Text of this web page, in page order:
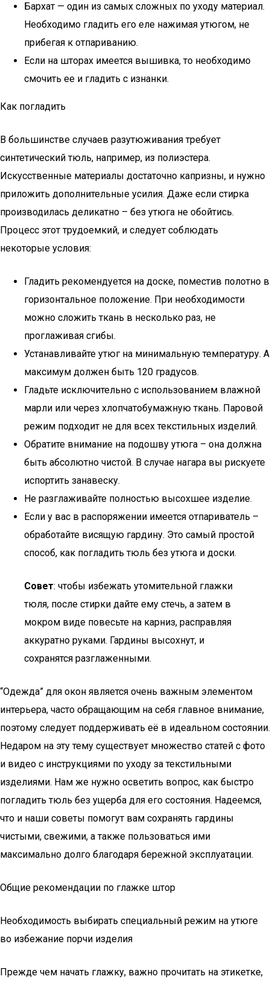
Бархат — один из самых сложных по уходу материал.
Необходимо гладить его еле нажимая утюгом, не
прибегая к отпариванию.
Если на шторах имеется вышивка, то необходимо
смочить ее и гладить с изнанки.
Как погладить
В большинстве случаев разутюживания требует
синтетический тюль, например, из полиэстера.
Искусственные материалы достаточно капризны, и нужно
приложить дополнительные усилия. Даже если стирка
производилась деликатно – без утюга не обойтись.
Процесс этот трудоемкий, и следует соблюдать
некоторые условия:
Гладить рекомендуется на доске, поместив полотно в
горизонтальное положение. При необходимости
можно сложить ткань в несколько раз, не
проглаживая сгибы.
Устанавливайте утюг на минимальную температуру. А
максимум должен быть 120 градусов.
Гладьте исключительно с использованием влажной
марли или через хлопчатобумажную ткань. Паровой
режим подходит не для всех текстильных изделий.
Обратите внимание на подошву утюга – она должна
быть абсолютно чистой. В случае нагара вы рискуете
испортить занавеску.
Не разглаживайте полностью высохшее изделие.
Если у вас в распоряжении имеется отпариватель –
обработайте висящую гардину. Это самый простой
способ, как погладить тюль без утюга и доски.
Совет: чтобы избежать утомительной глажки
тюля, после стирки дайте ему стечь, а затем в
мокром виде повесьте на карниз, расправляя
аккуратно руками. Гардины высохнут, и
сохранятся разглаженными.
“Одежда” для окон является очень важным элементом
интерьера, часто обращающим на себя главное внимание,
поэтому следует поддерживать её в идеальном состоянии.
Недаром на эту тему существует множество статей с фото
и видео с инструкциями по уходу за текстильными
изделиями. Нам же нужно осветить вопрос, как быстро
погладить тюль без ущерба для его состояния. Надеемся,
что и наши советы помогут вам сохранять гардины
чистыми, свежими, а также пользоваться ими
максимально долго благодаря бережной эксплуатации.
Общие рекомендации по глажке штор
Необходимость выбирать специальный режим на утюге
во избежание порчи изделия
Прежде чем начать глажку, важно прочитать на этикетке,